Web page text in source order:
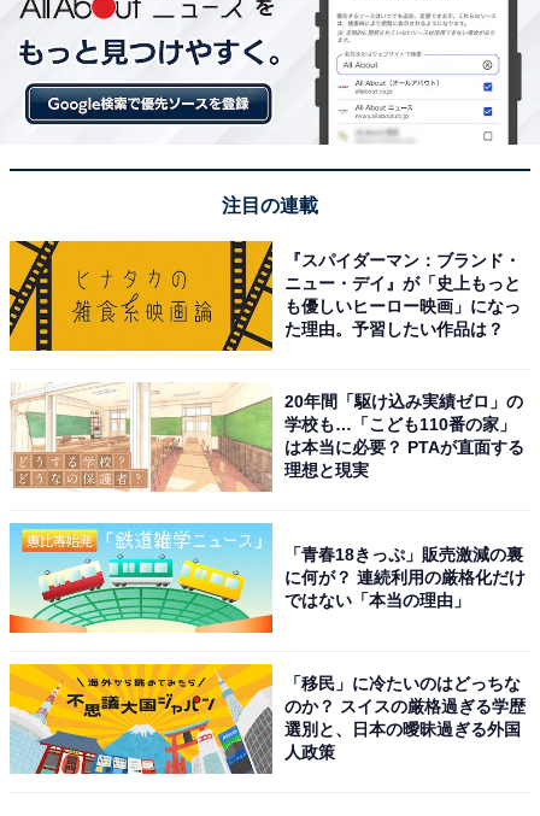
位は？【2026年調査】
この記事の執筆者：
All About ニュース編集
らしの中にあふれる「なぜ？」「どうして？」を分かりやすく伝え
する疑問に対して専門家が分かりやすく回答するほか、エンタメ情
報やSNSで話題のトピックスを紹介しています。
5位までのランキング結果を見る
注目の連載
『スパイダーマン：ブランド・
ニュー・デイ』が「史上もっと
も優しいヒーロー映画」になっ
た理由。予習したい作品は？
20年間「駆け込み実績ゼロ」の
学校も…「こども110番の家」
は本当に必要？ PTAが直面する
理想と現実
「青春18きっぷ」販売激減の裏
に何が？ 連続利用の厳格化だけ
ではない「本当の理由」
「移民」に冷たいのはどっちな
のか？ スイスの厳格過ぎる学歴
選別と、日本の曖昧過ぎる外国
人政策